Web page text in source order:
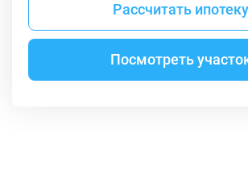
Посмотреть
Рассчитать ипотеку